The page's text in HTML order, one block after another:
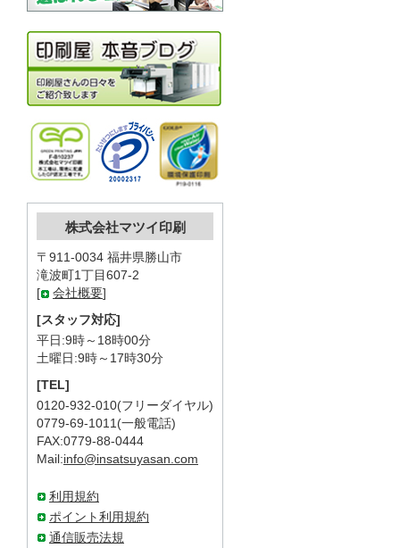
株式会社マツイ印刷
〒911-0034 福井県勝山市
滝波町1丁目607-2
[
会社概要]
[スタッフ対応]
平日:9時～18時00分
土曜日:9時～17時30分
[TEL]
0120-932-010(フリーダイヤル)
0779-69-1011(一般電話)
FAX:0779-88-0444
Mail:info@insatsuyasan.com
利用規約
ポイント利用規約
通信販売法規